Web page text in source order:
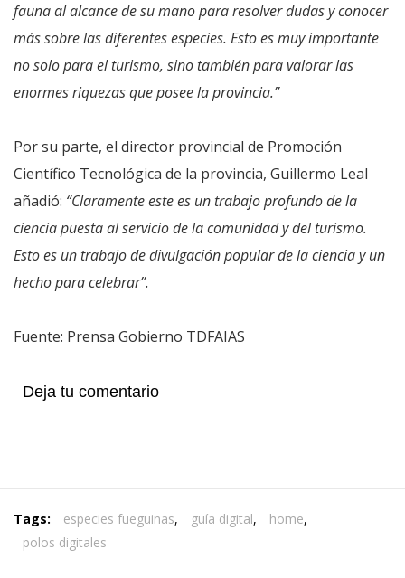
fauna al alcance de su mano para resolver dudas y conocer
más sobre las diferentes especies. Esto es muy importante
no solo para el turismo, sino también para valorar las
enormes riquezas que posee la provincia.”
Por su parte, el director provincial de Promoción
Científico Tecnológica de la provincia, Guillermo Leal
añadió: “Claramente este es un trabajo profundo de la
ciencia puesta al servicio de la comunidad y del turismo.
Esto es un trabajo de divulgación popular de la ciencia y un
hecho para celebrar”.
Fuente: Prensa Gobierno TDFAIAS
Deja tu comentario
Tags: especies fueguinas, guía digital, home,
polos digitales